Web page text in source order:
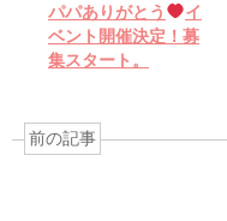
パパありがとう
イ
ベント開催決定！募
集スタート。
前の記事